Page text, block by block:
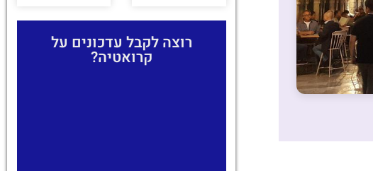
רוצה לקבל עדכונים על
קרואטיה?